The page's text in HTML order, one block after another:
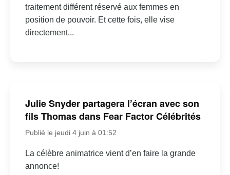
traitement différent réservé aux femmes en
position de pouvoir. Et cette fois, elle vise
directement...
Julie Snyder partagera l’écran avec son
fils Thomas dans Fear Factor Célébrités
Publié le jeudi 4 juin à 01:52
La célèbre animatrice vient d’en faire la grande
annonce!